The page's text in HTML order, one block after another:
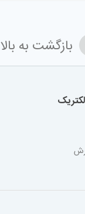
بازگشت به بالا